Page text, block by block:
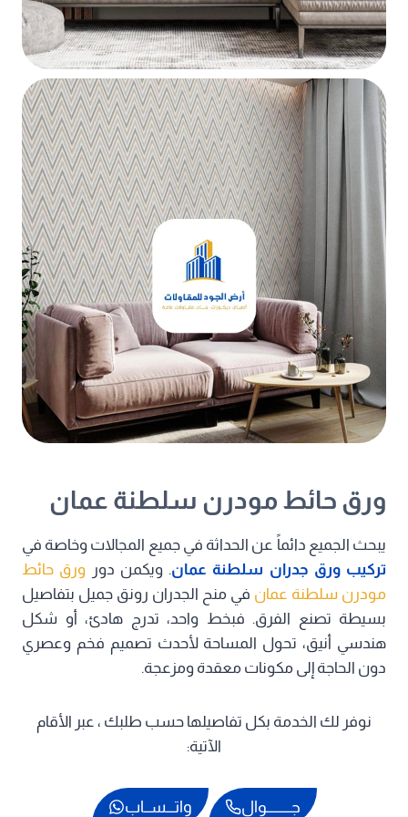
ورق حائط مودرن سلطنة عمان
يبحث الجميع دائماً عن الحداثة في جميع المجالات وخاصة في
تركيب ورق جدران سلطنة عمان. ويكمن دور ورق حائط
مودرن سلطنة عمان في منح الجدران رونق جميل بتفاصيل
بسيطة تصنع الفرق. فبخط واحد، تدرج هادئ، أو شكل
هندسي أنيق، تحول المساحة لأحدث تصميم فخم وعصري
دون الحاجة إلى مكونات معقدة ومزعجة.
نوفر لك الخدمة بكل تفاصيلها حسب طلبك ، عبر الأقام
الآتية:
جـــــــــوال واتـــســاب